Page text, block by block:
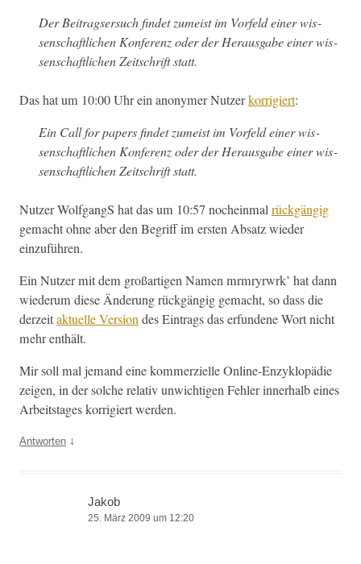
Der Beitragser­such find­et zumeist im Vor­feld ein­er wis­
senschaftlichen Kon­ferenz oder der Her­aus­gabe ein­er wis­
senschaftlichen Zeitschrift statt.
Das hat um 10:00 Uhr ein anonymer Nutzerkor­rigiert:
Ein Call for papers find­et zumeist im Vor­feld ein­er wis­
senschaftlichen Kon­ferenz oder der Her­aus­gabe ein­er wis­
senschaftlichen Zeitschrift statt.
Nutzer Wolf­gangS hat das um 10:57 nochein­malrück­gängig
gemacht ohne aber den Begriff im ersten Absatz wieder
einzuführen.
Ein Nutzer mit dem großar­ti­gen Namen mrm­ryr­wrk’ hat dann
wiederum diese Änderung rück­gängig gemacht, so dass die
derzeitaktuelle Ver­siondes Ein­trags das erfun­dene Wort nicht
mehr enthält.
Mir soll mal jemand eine kom­merzielle Online-Enzyk­lopädie
zeigen, in der solche rel­a­tiv unwichti­gen Fehler inner­halb eines
Arbeit­stages kor­rigiert werden.
Antworten ↓
Jakob
25. März 2009 um 12:20